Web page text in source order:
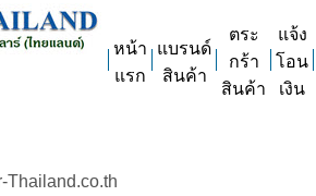
หน้า
แรก
แบรนด์
สินค้า
ตระ
กร้า
สินค้า
แจ้ง
โอน
เงิน
Thailand.co.th